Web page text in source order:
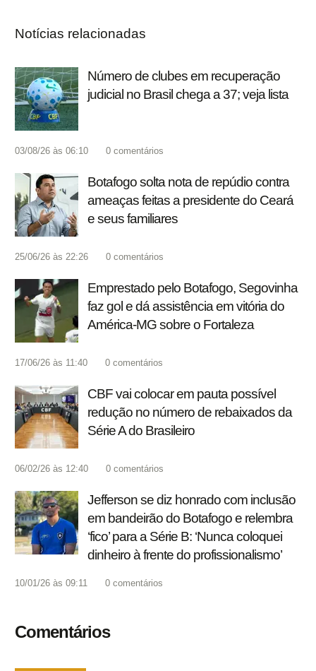
Notícias relacionadas
Número de clubes em recuperação
judicial no Brasil chega a 37; veja lista
03/08/26 às 06:10 0 comentários
Botafogo solta nota de repúdio contra
ameaças feitas a presidente do Ceará
e seus familiares
25/06/26 às 22:26 0 comentários
Emprestado pelo Botafogo, Segovinha
faz gol e dá assistência em vitória do
América-MG sobre o Fortaleza
17/06/26 às 11:40 0 comentários
CBF vai colocar em pauta possível
redução no número de rebaixados da
Série A do Brasileiro
06/02/26 às 12:40 0 comentários
Jefferson se diz honrado com inclusão
em bandeirão do Botafogo e relembra
‘fico’ para a Série B: ‘Nunca coloquei
dinheiro à frente do profissionalismo’
10/01/26 às 09:11 0 comentários
Comentários